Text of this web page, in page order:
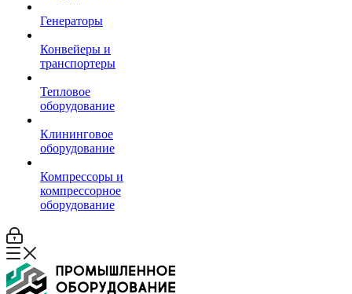
Генераторы
Конвейеры и
транспортеры
Тепловое
оборудование
Клининговое
оборудование
Компрессоры и
компрессорное
оборудование